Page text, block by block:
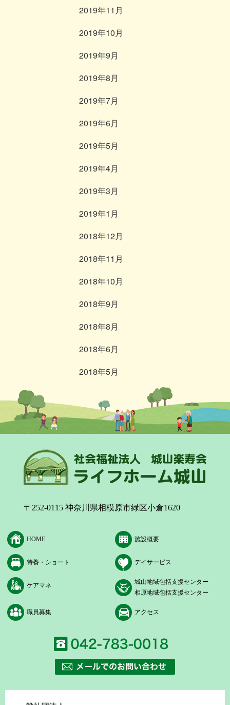
2019年11月
2019年10月
2019年9月
2019年8月
2019年7月
2019年6月
2019年5月
2019年4月
2019年3月
2019年1月
2018年12月
2018年11月
2018年10月
2018年9月
2018年8月
2018年6月
2018年5月
〒252-0115 神奈川県相模原市緑区小倉1620
HOME 施設概要
特養・ショート デイサービス
ケアマネ
城山地域包括支援センター
相原地域包括支援センター
職員募集 アクセス